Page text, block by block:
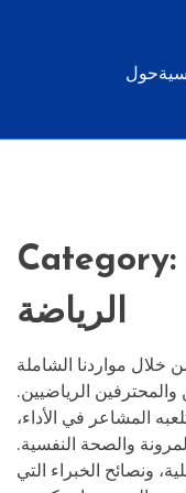
حول
Category:
الرياضة
خلال مواردنا الشاملة
الرياضيين.
المشاعر في الأداء،
والصحة النفسية.
ونصائح الخبراء التي